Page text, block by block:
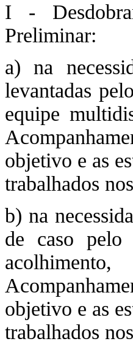
I -
Preliminar:
a) na
levantadas
equipe
objetivo e as
trabalhados
b) na
de caso pelo
objetivo e as
trabalhados